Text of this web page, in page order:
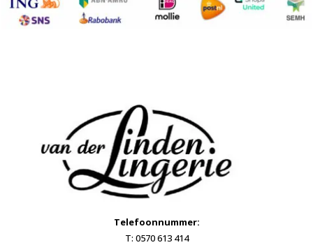
Telefoonnummer:
T: 0570 613 414